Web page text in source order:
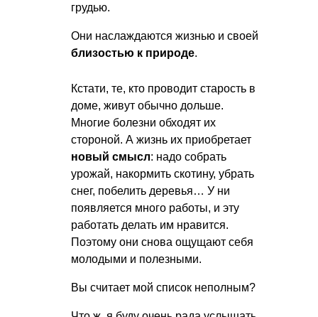
грудью.
Они наслаждаются жизнью и своей
близостью к природе.
Кстати, те, кто проводит старость в
доме, живут обычно дольше.
Многие болезни обходят их
стороной. А жизнь их приобретает
новый смысл: надо собрать
урожай, накормить скотину, убрать
снег, побелить деревья… У ни
появляется много работы, и эту
работать делать им нравится.
Поэтому они снова ощущают себя
молодыми и полезными.
Вы считает мой список неполным?